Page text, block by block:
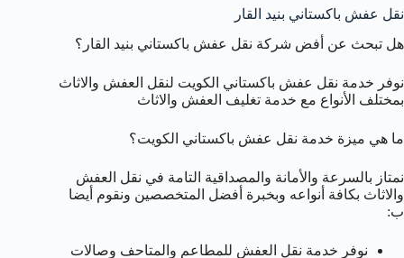
نقل عفش باكستاني بنيد القار
هل تبحث عن أفض شركة نقل عفش باكستاني بنيد القار؟
نوفر خدمة نقل عفش باكستاني الكويت لنقل العفش والاثاث
بمختلف الأنواع مع خدمة تغليف العفش والاثاث
ما هي ميزة خدمة نقل عفش باكستاني الكويت؟
نمتاز بالسرعة والأمانة والمصداقية التامة في نقل العفش
والاثاث بكافة أنواعه وبخبرة أفضل المتخصصين ونقوم أيضا
ب:
نوفر خدمة نقل العفش للمطاعم والمتاحف وصالات